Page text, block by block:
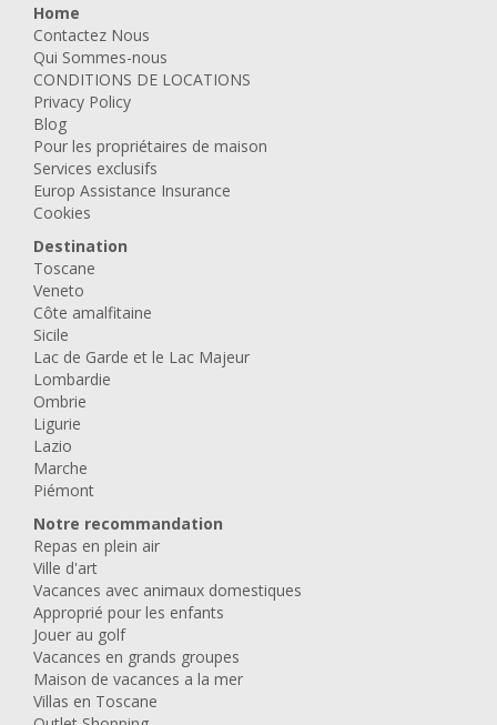
Home
Contactez Nous
Qui Sommes-nous
CONDITIONS DE LOCATIONS
Privacy Policy
Blog
Pour les propriétaires de maison
Services exclusifs
Europ Assistance Insurance
Cookies
Destination
Toscane
Veneto
Côte amalfitaine
Sicile
Lac de Garde et le Lac Majeur
Lombardie
Ombrie
Ligurie
Lazio
Marche
Piémont
Notre recommandation
Repas en plein air
Ville d'art
Vacances avec animaux domestiques
Approprié pour les enfants
Jouer au golf
Vacances en grands groupes
Maison de vacances a la mer
Villas en Toscane